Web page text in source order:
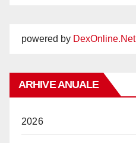
powered by DexOnline.Net
ARHIVE ANUALE
2026